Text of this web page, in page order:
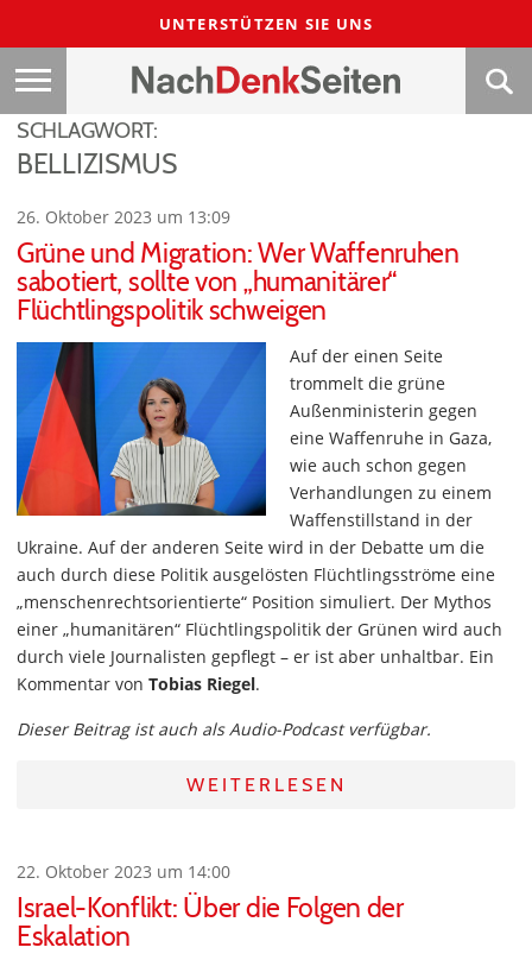
UNTERSTÜTZEN SIE UNS
SCHLAGWORT:
BELLIZISMUS
26. Oktober 2023 um 13:09
Grüne und Migration: Wer Waffenruhen
sabotiert, sollte von „humanitärer“
Flüchtlingspolitik schweigen
Auf der einen Seite
trommelt die grüne
Außenministerin gegen
eine Waffenruhe in Gaza,
wie auch schon gegen
Verhandlungen zu einem
Waffenstillstand in der
Ukraine. Auf der anderen Seite wird in der Debatte um die
auch durch diese Politik ausgelösten Flüchtlingsströme eine
„menschenrechtsorientierte“ Position simuliert. Der Mythos
einer „humanitären“ Flüchtlingspolitik der Grünen wird auch
durch viele Journalisten gepflegt – er ist aber unhaltbar. Ein
Kommentar von Tobias Riegel.
Dieser Beitrag ist auch als Audio-Podcast verfügbar.
WEITERLESEN
22. Oktober 2023 um 14:00
Israel-Konflikt: Über die Folgen der
Eskalation